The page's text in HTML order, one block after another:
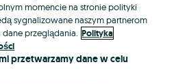
przez konto Google
LUB
momencie na stronie polityki
sygnalizowane naszym partnerom
przeglądania. Polityka
przetwarzamy dane w celu